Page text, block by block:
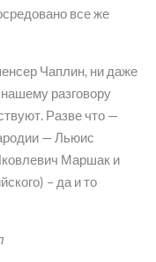
все же
Чаплин, ни даже
разговору
Разве что —
— Льюис
Маршак и
– да и то